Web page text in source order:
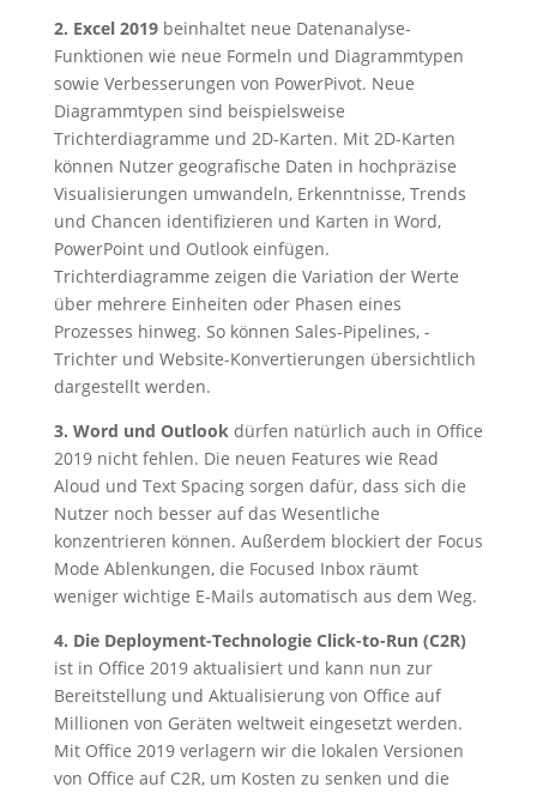
2. Excel 2019beinhaltet neue Datenanalyse-
Funktionen wie neue Formeln und Diagrammtypen
sowie Verbesserungen von PowerPivot. Neue
Diagrammtypen sind beispielsweise
Trichterdiagramme und 2D-Karten. Mit 2D-Karten
können Nutzer geografische Daten in hochpräzise
Visualisierungen umwandeln, Erkenntnisse, Trends
und Chancen identifizieren und Karten in Word,
PowerPoint und Outlook einfügen.
Trichterdiagramme zeigen die Variation der Werte
über mehrere Einheiten oder Phasen eines
Prozesses hinweg. So können Sales-Pipelines, -
Trichter und Website-Konvertierungen übersichtlich
dargestellt werden.
3. Word und Outlookdürfen natürlich auch in Office
2019 nicht fehlen. Die neuen Features wie Read
Aloud und Text Spacing sorgen dafür, dass sich die
Nutzer noch besser auf das Wesentliche
konzentrieren können. Außerdem blockiert der Focus
Mode Ablenkungen, die Focused Inbox räumt
weniger wichtige E-Mails automatisch aus dem Weg.
4. Die Deployment-Technologie Click-to-Run (C2R)
ist in Office 2019 aktualisiert und kann nun zur
Bereitstellung und Aktualisierung von Office auf
Millionen von Geräten weltweit eingesetzt werden.
Mit Office 2019 verlagern wir die lokalen Versionen
von Office auf C2R, um Kosten zu senken und die